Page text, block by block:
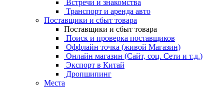
Встречи и знакомства
Транспорт и аренда авто
Поставщики и сбыт товара
Поставщики и сбыт товара
Поиск и проверка поставщиков
Оффлайн точка (живой Магазин)
Онлайн магазин (Сайт, соц. Сети и т.д.)
Экспорт в Китай
Дропшипинг
Места